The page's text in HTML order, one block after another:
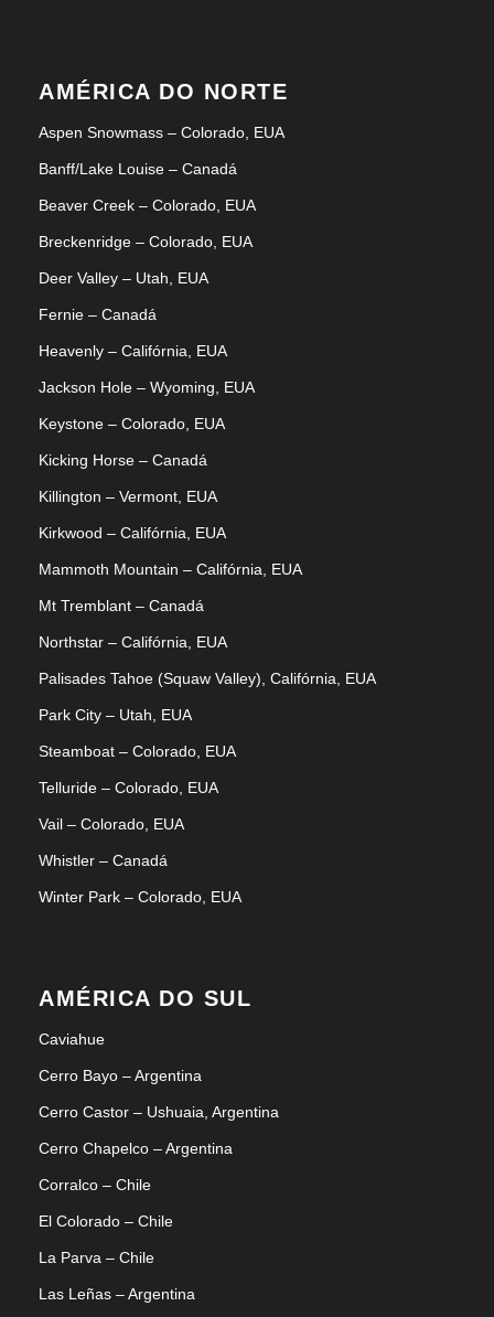
AMÉRICA DO NORTE
Aspen Snowmass – Colorado, EUA
Banff/Lake Louise – Canadá
Beaver Creek – Colorado, EUA
Breckenridge – Colorado, EUA
Deer Valley – Utah, EUA
Fernie – Canadá
Heavenly – Califórnia, EUA
Jackson Hole – Wyoming, EUA
Keystone – Colorado, EUA
Kicking Horse – Canadá
Killington – Vermont, EUA
Kirkwood – Califórnia, EUA
Mammoth Mountain – Califórnia, EUA
Mt Tremblant – Canadá
Northstar – Califórnia, EUA
Palisades Tahoe (Squaw Valley), Califórnia, EUA
Park City – Utah, EUA
Steamboat – Colorado, EUA
Telluride – Colorado, EUA
Vail – Colorado, EUA
Whistler – Canadá
Winter Park – Colorado, EUA
AMÉRICA DO SUL
Caviahue
Cerro Bayo – Argentina
Cerro Castor – Ushuaia, Argentina
Cerro Chapelco – Argentina
Corralco – Chile
El Colorado – Chile
La Parva – Chile
Las Leñas – Argentina